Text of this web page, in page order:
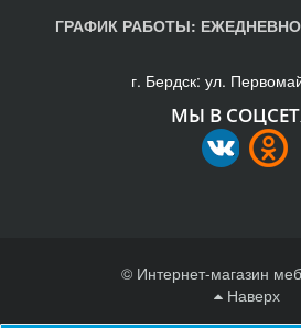
ГРАФИК РАБОТЫ: ЕЖЕДНЕВНО
г. Бердск: ул.
МЫ В
© Интернет-магазин
Наверх